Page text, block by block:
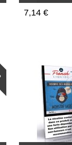
7,14 €